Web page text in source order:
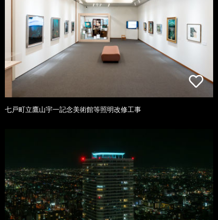
七戸町立鷹山宇一記念美術館等照明改修工事